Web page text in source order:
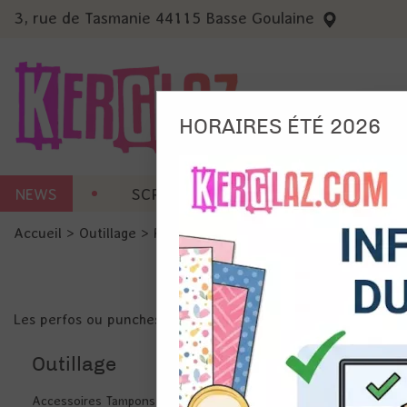
3, rue de Tasmanie 44115 Basse Goulaine
NEWS SCRAP CARTERIE MACHINES
Accueil > Outillage > Perfo
Les perfos ou punches pour votre scrap : motifs, coins,
Outillage
Accessoires Tampons et pochoirs
Ils
et du
précises
Si vous
de la
HORAIRES ÉTÉ 2026